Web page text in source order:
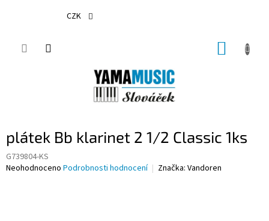
CZK
plátek Bb klarinet 2 1/2 Classic 1ks
G739804-KS
Průměrné
Neohodnoceno Podrobnosti hodnocení Značka: Vandoren